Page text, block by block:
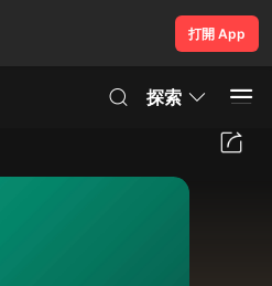
打開 App
探索